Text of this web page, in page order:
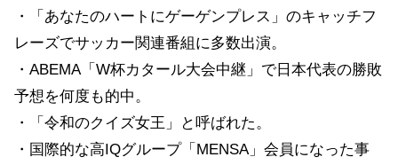
・「あなたのハートにゲーゲンプレス」のキャッチフ
レーズでサッカー関連番組に多数出演。
・ABEMA「W杯カタール大会中継」で日本代表の勝敗
予想を何度も的中。
・「令和のクイズ女王」と呼ばれた。
・国際的な高IQグループ「MENSA」会員になった事